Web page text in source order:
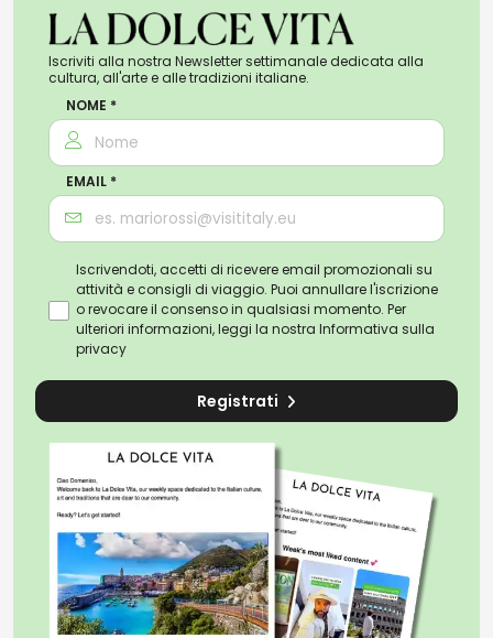
Iscriviti alla nostra Newsletter settimanale dedicata alla
cultura, all'arte e alle tradizioni italiane.
NOME *
EMAIL *
Iscrivendoti, accetti di ricevere email promozionali su
attività e consigli di viaggio. Puoi annullare l'iscrizione
o revocare il consenso in qualsiasi momento. Per
ulteriori informazioni, leggi la nostra Informativa sulla
privacy
Registrati